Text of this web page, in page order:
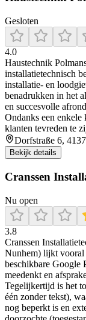
Gesloten
4.0
Haustechnik
installatietechnisch
installatie- en
benadrukken in het
en succesvolle
Ondanks een
klanten tevreden te
Dorfstraße 6,
Bekijk details
Cranssen
Nu open
3.8
Cranssen
Nunhem) lijkt vooral
beschikbare Google
meedenkt en
Tegelijkertijd is het
één zonder tekst),
nog beperkt is en